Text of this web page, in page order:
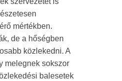
mértékben.
de a hőségben
közlekedni. A
melegnek sokszor
balesetek